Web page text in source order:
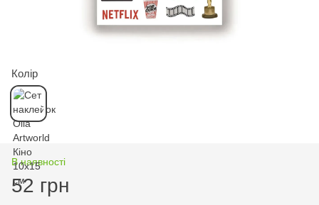
Колір
В наявності
52 грн